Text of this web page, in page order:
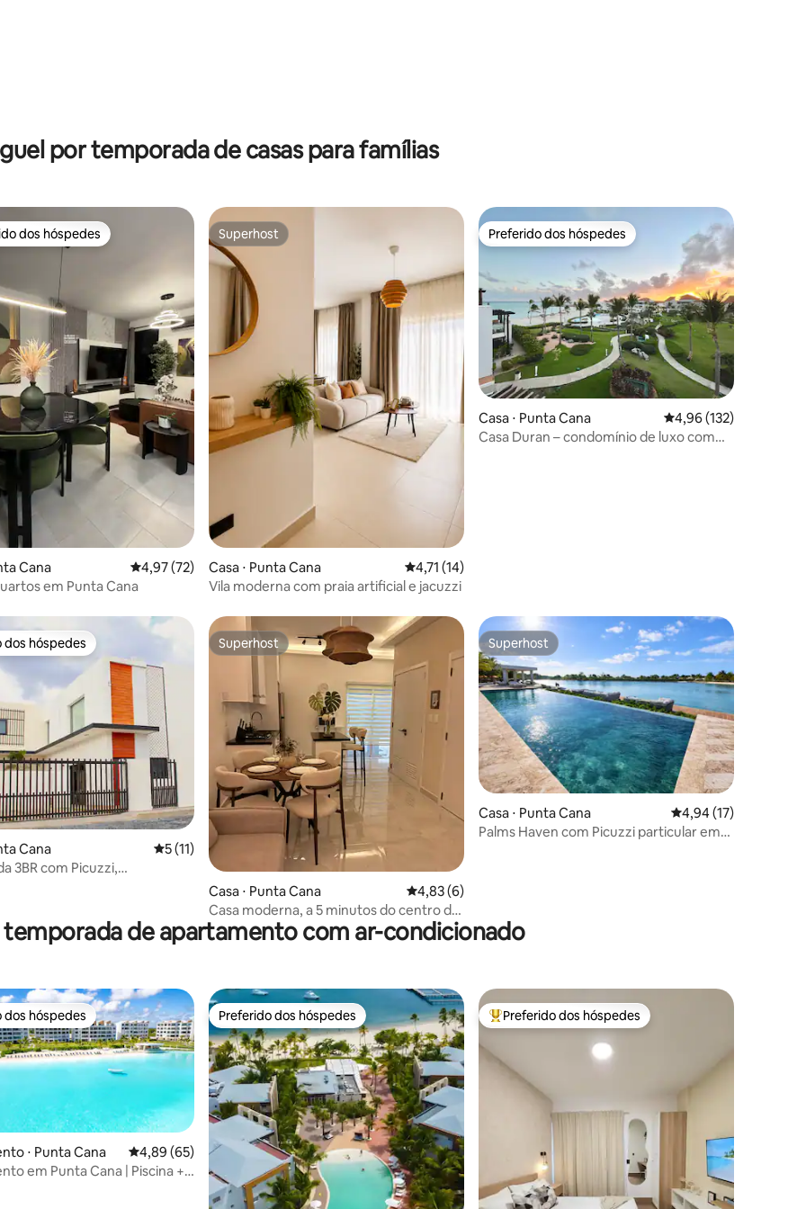
de 5, 134 avaliações
por temporada de casas para famílias
de 5, 187 avaliações
preferidos dos hóspedes
dos hóspedes
Cana 4,97 de uma avaliação média de 5, 72 avaliações
4,97 (72)
em Punta Cana
Superhost
Superhost
Casa ⋅ Punta Cana 4,71 de uma avaliação média de 5, 14 avaliações
4,71 (14)
Vila moderna com praia artificial e jacuzzi
Preferido dos hóspedes
Preferido dos hóspedes
Casa ⋅ Punta Cana 4,96 de uma avaliação
4,96 (132)
Casa Duran – condomínio de luxo com
de 5, 61 avaliações
dos hóspedes
dos hóspedes
Cana 5 de uma avaliação média de 5, 11 avaliações
5 (11)
3BR com Picuzzi,
Superhost
Superhost
Casa ⋅ Punta Cana 4,83 de uma avaliação média de 5, 6 avaliações
4,83 (6)
Casa moderna, a 5 minutos do centro da
cidade
Superhost
Superhost
Casa ⋅ Punta Cana 4,94 de uma
4,94 (17)
Palms Haven com Picuzzi particular em
de apartamento com ar-condicionado
de 5, 54 avaliações
dos hóspedes
dos hóspedes
⋅ Punta Cana 4,89 de uma avaliação média de 5, 65 avaliações
4,89 (65)
em Punta Cana | Piscina +
Preferido dos hóspedes
Preferido dos hóspedes Entre os melhores preferidos dos hóspedes
Preferido dos hóspedes